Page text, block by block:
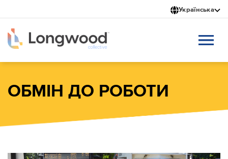
до
основного
вмісту
Українська
ОБМІН ДО РОБОТИ